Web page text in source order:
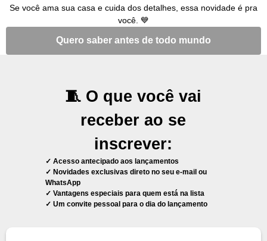
Se você ama sua casa e cuida dos detalhes, essa novidade é pra
você. 💙
Quero saber antes de todo mundo
🧵 O que você vai
receber ao se
inscrever:
✓ Acesso antecipado aos lançamentos
✓ Novidades exclusivas direto no seu e-mail ou
WhatsApp
✓ Vantagens especiais para quem está na lista
✓ Um convite pessoal para o dia do lançamento